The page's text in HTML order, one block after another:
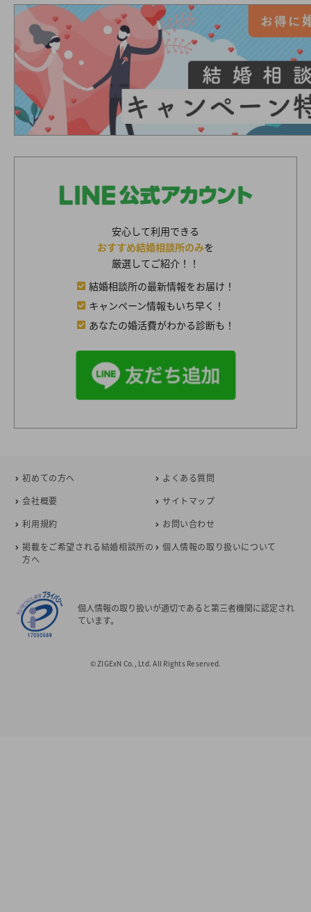
安心して利用できる
おすすめ結婚相談所のみを
厳選してご紹介！！
結婚相談所の最新情報をお届け！
キャンペーン情報もいち早く！
あなたの婚活費がわかる診断も！
初めての方へ
よくある質問
会社概要
サイトマップ
利用規約
お問い合わせ
掲載をご希望される結婚相談所の
方へ
個人情報の取り扱いについて
個人情報の取り扱いが適切であると第三者機関に認定され
ています。
© ZIGExN Co., Ltd. All Rights Reserved.